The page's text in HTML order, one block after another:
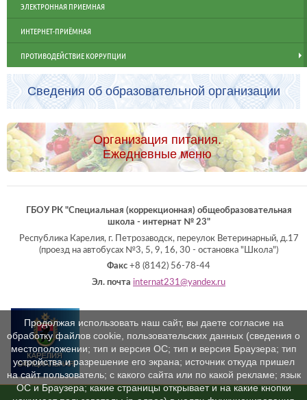
ЭЛЕКТРОННАЯ ПРИЕМНАЯ
ИНТЕРНЕТ-ПРИЁМНАЯ
ПРОТИВОДЕЙСТВИЕ КОРРУПЦИИ
Сведения об образовательной организации
Организация питания.
Ежедневные меню
ГБОУ РК "Специальная (коррекционная) общеобразовательная
школа - интернат № 23"
Республика Карелия, г. Петрозаводск, переулок Ветеринарный, д.17
(проезд на автобусах №3, 5, 9, 16, 30 - остановка "Школа")
Факс +8 (8142) 56-78-44
Эл. почта internat231@yandex.ru
Продолжая использовать наш сайт, вы даете согласие на
обработку файлов cookie, пользовательских данных (сведения о
местоположении; тип и версия ОС; тип и версия Браузера; тип
устройства и разрешение его экрана; источник откуда пришел
на сайт пользователь; с какого сайта или по какой рекламе; язык
ОС и Браузера; какие страницы открывает и на какие кнопки